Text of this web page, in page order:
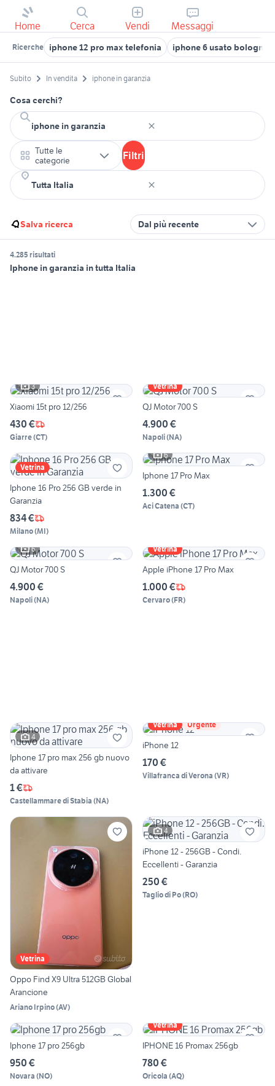
Home Cerca Vendi Messaggi
Ricerche iphone 12 pro max telefonia iphone 6 usato bologna
Subito In vendita iphone in garanzia
Cosa cerchi?
Tutte le
categorie
Filtri
Salva ricerca Dal più recente
4.285 risultati
Iphone in garanzia in tutta Italia
3
Xiaomi 15t pro 12/256
430 €
Giarre(CT)
Vetrina
QJ Motor 700 S
4.900 €
Napoli(NA)
Vetrina
Iphone 16 Pro 256 GB verde in
Garanzia
834 €
Milano(MI)
6
Iphone 17 Pro Max
1.300 €
Aci Catena (CT)
6
QJ Motor 700 S
4.900 €
Napoli(NA)
Vetrina
Apple iPhone 17 Pro Max
1.000 €
Cervaro(FR)
4
Iphone 17 pro max 256 gb nuovo
da attivare
1 €
Castellammare di Stabia (NA)
Vetrina Urgente
iPhone 12
170 €
Villafranca di Verona (VR)
Vetrina
Oppo Find X9 Ultra 512GB Global
Arancione
Ariano Irpino(AV)
4
iPhone 12 - 256GB - Condi.
Eccellenti - Garanzia
250 €
Taglio di Po(RO)
Iphone 17 pro 256gb
950 €
Novara (NO)
Vetrina
IPHONE 16 Promax 256gb
780 €
Oricola (AQ)